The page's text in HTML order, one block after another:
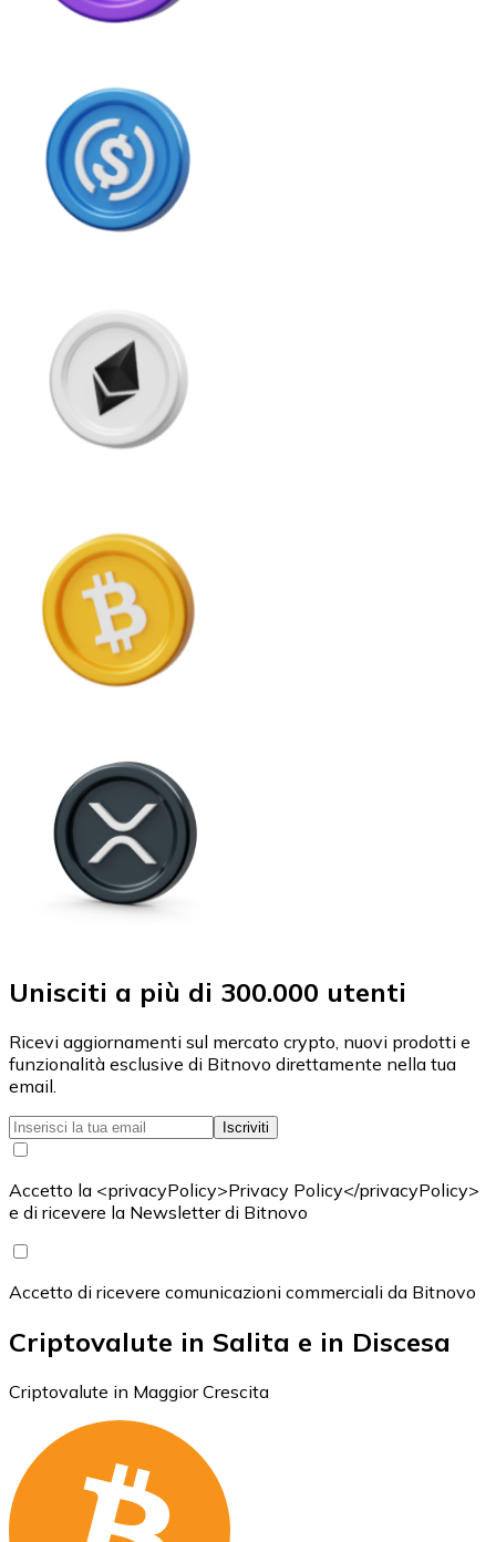
Unisciti a più di 300.000 utenti
Ricevi aggiornamenti sul mercato crypto, nuovi prodotti e
funzionalità esclusive di Bitnovo direttamente nella tua
email.
Iscriviti
Accetto la <privacyPolicy>Privacy Policy</privacyPolicy>
e di ricevere la Newsletter di Bitnovo
Accetto di ricevere comunicazioni commerciali da Bitnovo
Criptovalute in Salita e in Discesa
Criptovalute in Maggior Crescita